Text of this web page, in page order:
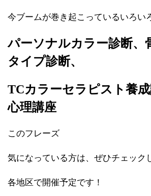
今ブームが巻き起こっているいろい
パーソナルカラー診断、
タイプ診断、
TCカラーセラピスト養
心理講座
このフレーズ
気になっている方は、ぜひチェック
各地区で開催予定です！